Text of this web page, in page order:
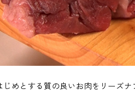
めとする質の良いお肉をリーズナ